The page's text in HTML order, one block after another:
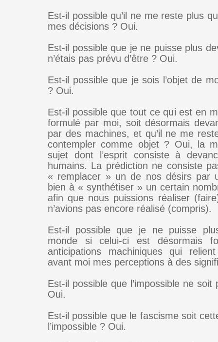
Est-il possible qu’il ne me reste plus
mes décisions ? Oui.
Est-il possible que je ne puisse plus
n’étais pas prévu d’être ? Oui.
Est-il possible que je sois l’objet de
? Oui.
Est-il possible que tout ce qui est en
formulé par moi, soit désormais
par des machines, et qu’il ne me
contempler comme objet ? Oui, la
sujet dont l’esprit consiste à
humains. La prédiction ne consiste
« remplacer » un de nos désirs par
bien à « synthétiser » un certain
afin que nous puissions réaliser
n’avions pas encore réalisé (compris).
Est-il possible que je ne puisse
monde si celui-ci est désormais
anticipations machiniques qui
avant moi mes perceptions à des
Est-il possible que l’impossible ne soit
Oui.
Est-il possible que le fascisme soit
l’impossible ? Oui.